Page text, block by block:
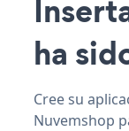
ha
Cree su
Nuvemshop